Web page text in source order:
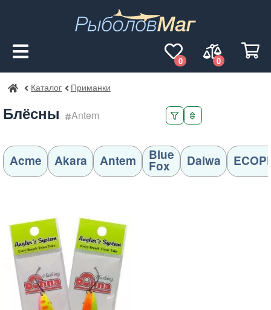
0
0
РыболовМаг
Каталог Приманки
Блёсны Antem
Acme Akara Antem Blue
Fox Daiwa